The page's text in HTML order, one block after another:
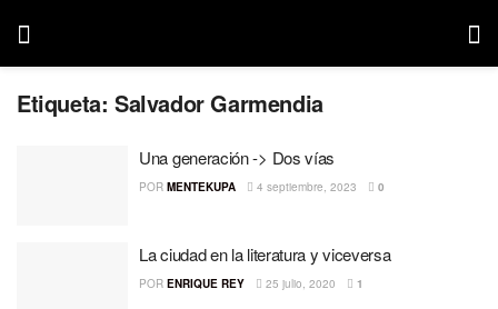
Etiqueta: Salvador Garmendia
Una generación -> Dos vías
POR MENTEKUPA 4 septiembre, 2023 0
La ciudad en la literatura y viceversa
POR ENRIQUE REY 25 julio, 2020 1